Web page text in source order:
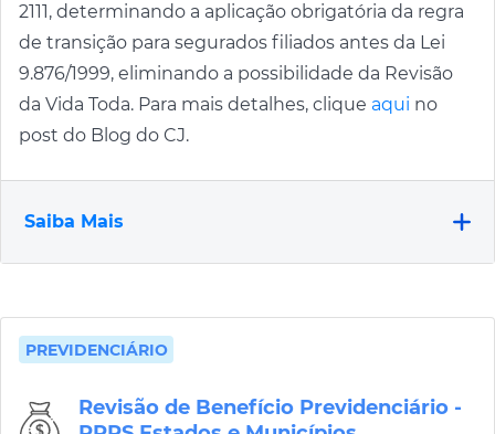
2111, determinando a aplicação obrigatória da regra
de transição para segurados filiados antes da Lei
9.876/1999, eliminando a possibilidade da Revisão
da Vida Toda. Para mais detalhes, clique aqui no
post do Blog do CJ.
Saiba Mais
PREVIDENCIÁRIO
Revisão de Benefício Previdenciário -